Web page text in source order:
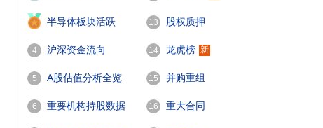
3
半导体板块活跃
4 沪深资金流向
5 A股估值分析全览
6 重要机构持股数据
13 股权质押
14 龙虎榜 新
15 并购重组
16 重大合同